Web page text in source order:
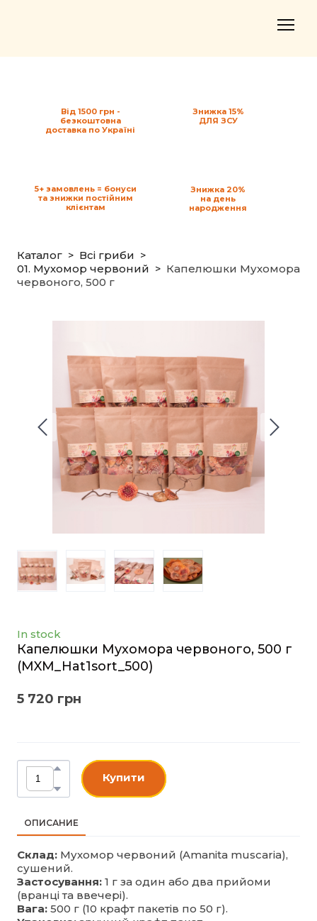
Знижка 15%
ДЛЯ ЗСУ
Від 1500 грн -
безкоштовна
доставка по Україні
5+ замовлень = бонуси
та знижки постійним
клієнтам
Знижка 20%
на день
народження
Каталог
Всі гриби
01. Мухомор червоний
Капелюшки Мухомора
червоного, 500 г
In stock
Капелюшки Мухомора червоного, 500 г
(MXM_Hat1sort_500)
5 720 грн
Купити
ОПИСАНИЕ
Склад: Мухомор червоний (Amanita muscaria),
сушений.
Застосування: 1 г за один або два прийоми
(вранці та ввечері).
Вага: 500 г (10 крафт пакетів по 50 г).